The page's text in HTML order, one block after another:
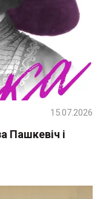
Пашкевіч і
15.07.2026